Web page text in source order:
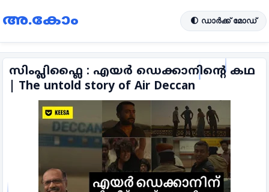
അ.കോം 🌓 ഡാർക്ക് മോഡ്
സിംപ്ലിഫ്ലൈ : എയർ ഡെക്കാനിന്റെ കഥ
| The untold story of Air Deccan